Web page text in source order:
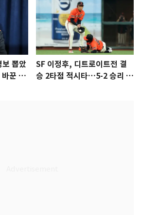
뽑았
꾼 이
SF 이정후, 디트로이트전 결
승 2타점 적시타…5-2 승리 견